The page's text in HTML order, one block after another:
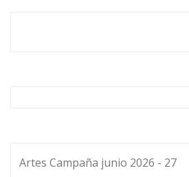
Artes Campaña junio 2026 - 27